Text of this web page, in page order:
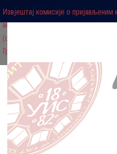
Извјештај комисије о
академско звање доцента за ужу
(стваралаштво-сви облици
Графички дизајн, кандидат Игор